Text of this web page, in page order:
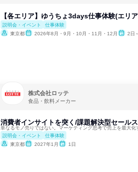
【各エリア】ゆうちょ3days仕事体験(エリ
説明会・イベント
仕事体験
東京都
2026年8月・9月・10月・11月・12月 2日
株式会社ロッテ
食品・飲料メーカー
消費者インサイトを突く/課題解決型セール
単なるモノ売りではない。マーケティング思考で売上を最大化
説明会・イベント
仕事体験
東京都
2027年1月 1日